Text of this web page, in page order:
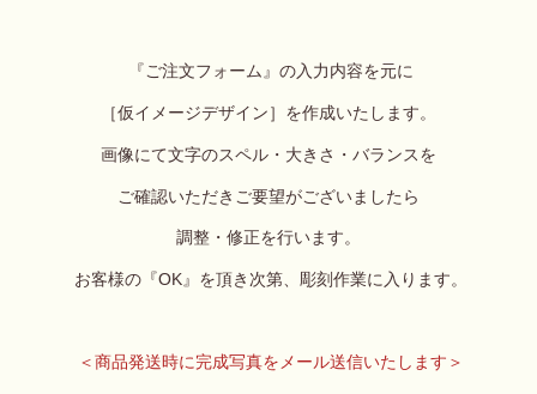
『ご注文フォーム』の入力内容を元に
［仮イメージデザイン］を作成いたします。
画像にて文字のスペル・大きさ・バランスを
ご確認いただき ご要望がございましたら
調整・修正を行います。
お客様の『OK』を頂き次第、彫刻作業に入ります。
＜商品発送時に完成写真をメール送信いたします＞